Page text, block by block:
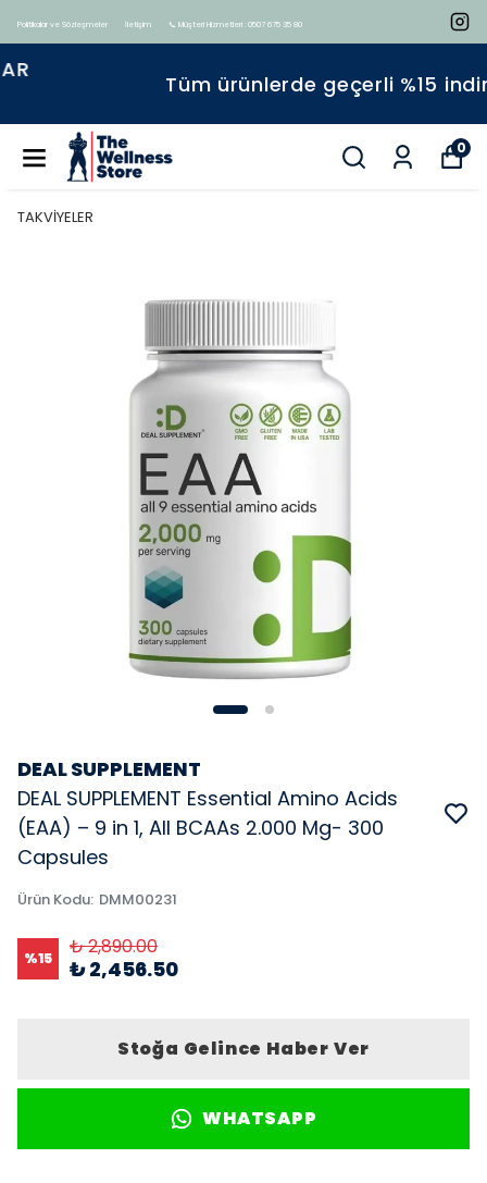
Politikalar ve Sözleşmeler İletişim 📞 Müşteri Hizmetleri : 0507 675 35 80
Tüm ürünlerde geçerli %15 indirim
0
TAKVİYELER
DEAL SUPPLEMENT
DEAL SUPPLEMENT Essential Amino Acids
(EAA) – 9 in 1, All BCAAs 2.000 Mg- 300
Capsules
Ürün Kodu: DMM00231
%15 ₺ 2,890.00
₺ 2,456.50
Stoğa Gelince Haber Ver
WHATSAPP